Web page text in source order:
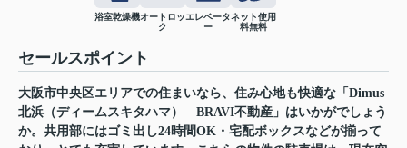
浴室乾燥機オートロッ
ク
エレベータ
ー
ネット使用
料無料
セールスポイント
大阪市中央区エリアでの住まいなら、住み心地も快適な「Dimus
北浜（ディームスキタハマ） BRAVI不動産」はいかがでしょう
か。共用部にはゴミ出し24時間OK・宅配ボックスなどが揃って